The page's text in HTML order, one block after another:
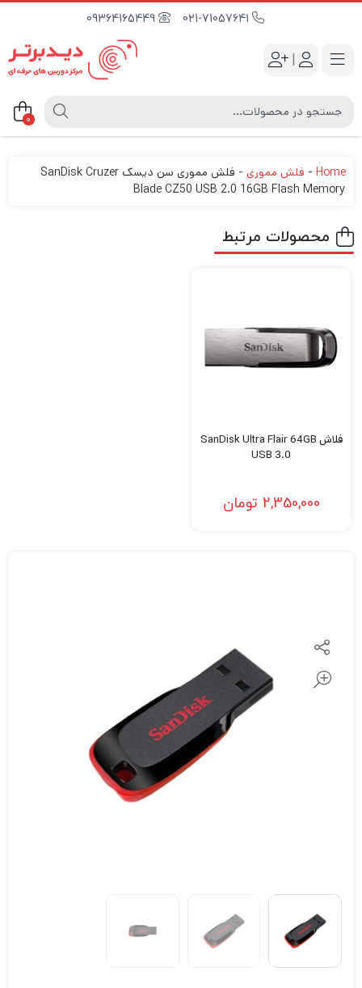
09364165449
|
0
Home
- فلش مموری -
فلش مموری سن دیسک SanDisk Cruzer
Blade CZ50 USB 2.0 16GB Flash Memory
محصولات مرتبط
فلاش SanDisk Ultra Flair 64GB
USB 3.0
2,350,000 تومان